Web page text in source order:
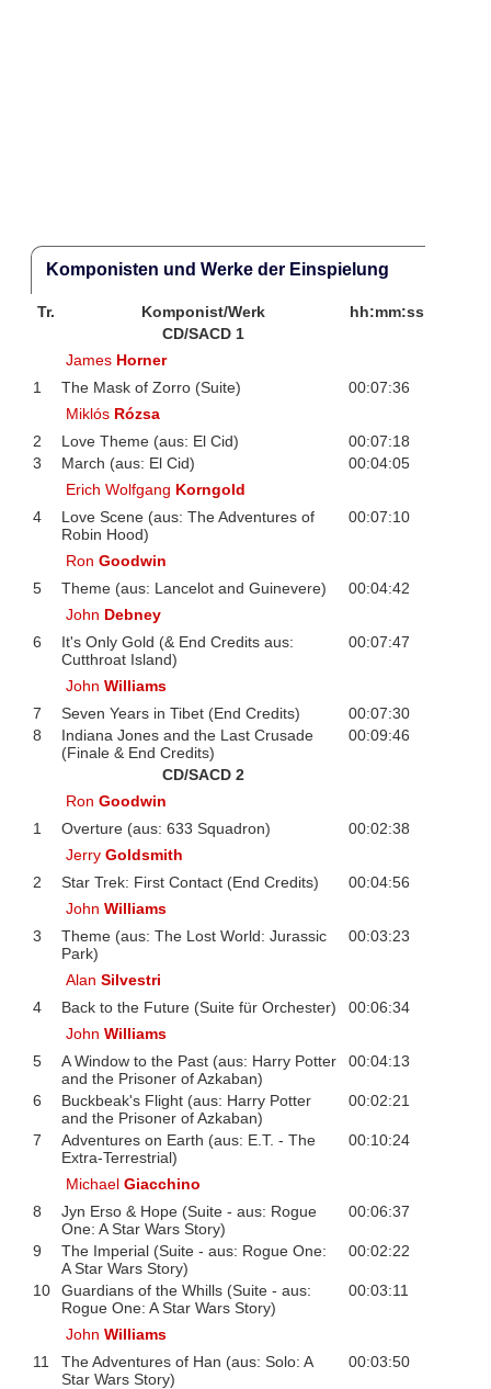
Komponisten und Werke der Einspielung
Tr. Komponist/Werk
hh:mm:ss
CD/SACD 1
James Horner
1
The Mask of Zorro (Suite)
00:07:36
Miklós Rózsa
2
Love Theme (aus: El Cid)
00:07:18
3
March (aus: El Cid)
00:04:05
Erich Wolfgang Korngold
4
Love Scene (aus: The Adventures of
Robin Hood)
00:07:10
RonGoodwin
5
Theme (aus: Lancelot and Guinevere)
00:04:42
John Debney
6
It's Only Gold (& End Credits aus:
Cutthroat Island)
00:07:47
JohnWilliams
7
Seven Years in Tibet (End Credits)
00:07:30
8
Indiana Jones and the Last Crusade
(Finale & End Credits)
00:09:46
CD/SACD 2
RonGoodwin
1
Overture (aus: 633 Squadron)
00:02:38
JerryGoldsmith
2
Star Trek: First Contact (End Credits)
00:04:56
JohnWilliams
3
Theme (aus: The Lost World: Jurassic
Park)
00:03:23
AlanSilvestri
4
Back to the Future (Suite für Orchester)
00:06:34
JohnWilliams
5
A Window to the Past (aus: Harry Potter
and the Prisoner of Azkaban)
00:04:13
6
Buckbeak's Flight (aus: Harry Potter
and the Prisoner of Azkaban)
00:02:21
7
Adventures on Earth (aus: E.T. - The
Extra-Terrestrial)
00:10:24
MichaelGiacchino
8
Jyn Erso & Hope (Suite - aus: Rogue
One: A Star Wars Story)
00:06:37
9
The Imperial (Suite - aus: Rogue One:
A Star Wars Story)
00:02:22
10
Guardians of the Whills (Suite - aus:
Rogue One: A Star Wars Story)
00:03:11
JohnWilliams
11
The Adventures of Han (aus: Solo: A
Star Wars Story)
00:03:50